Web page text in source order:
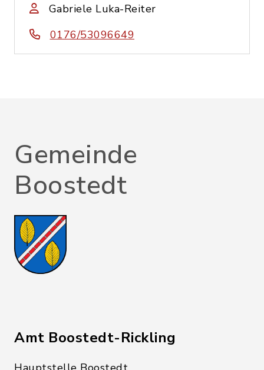
Gabriele Luka-Reiter
0176/53096649
Gemeinde
Boostedt
Amt Boostedt-Rickling